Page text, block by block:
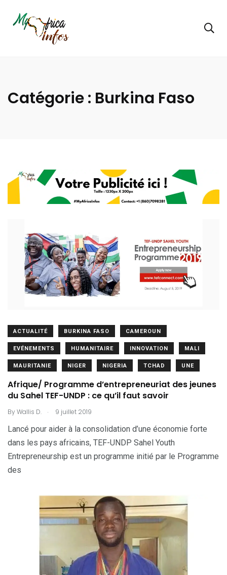
Catégorie : Burkina Faso
ACTUALITÉ BURKINA FASO CAMEROUN
EVÉNEMENTS HUMANITAIRE INNOVATION MALI
MAURITANIE NIGER NIGERIA TCHAD UNE
Afrique/ Programme d’entrepreneuriat des jeunes
du Sahel TEF-UNDP : ce qu’il faut savoir
ByWallis D. . 9 juillet 2019
Lancé pour aider à la consolidation d’une économie forte
dans les pays africains, TEF-UNDP Sahel Youth
Entrepreneurship est un programme initié par le Programme
des